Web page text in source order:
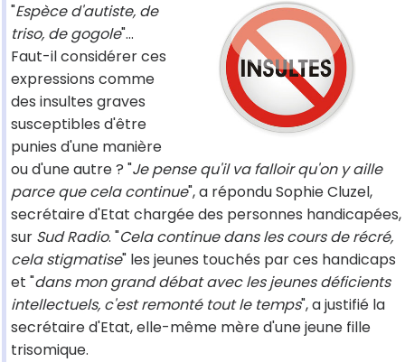
"Espèce d'autiste, de
triso, de gogole"...
Faut-il considérer ces
expressions comme
des insultes graves
susceptibles d'être
punies d'une manière
ou d'une autre ? "Je pense qu'il va falloir qu'on y aille
parce que cela continue", a répondu Sophie Cluzel,
secrétaire d'Etat chargée des personnes handicapées,
sur Sud Radio. "Cela continue dans les cours de récré,
cela stigmatise" les jeunes touchés par ces handicaps
et "dans mon grand débat avec les jeunes déficients
intellectuels, c'est remonté tout le temps", a justifié la
secrétaire d'Etat, elle-même mère d'une jeune fille
trisomique.